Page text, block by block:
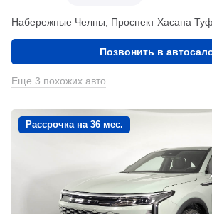
Набережные Челны, Проспект Хасана
Позвонить в
Еще 3 похожих авто
Рассрочка на 36 мес.